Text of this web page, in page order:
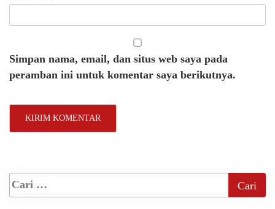
Simpan nama, email, dan situs web saya pada
peramban ini untuk komentar saya berikutnya.